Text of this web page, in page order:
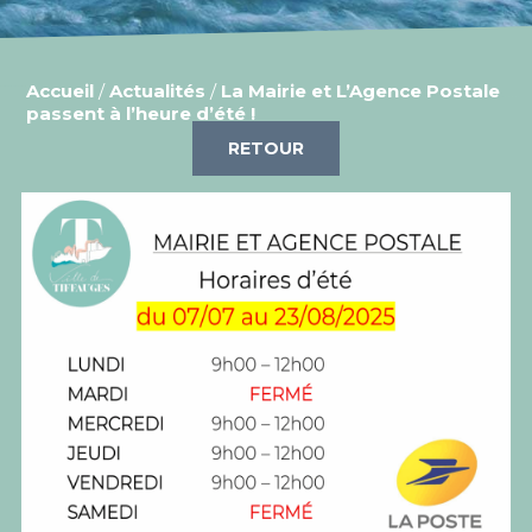
Accueil /Actualités / La Mairie et L’Agence Postale
passent à l’heure d’été !
RETOUR